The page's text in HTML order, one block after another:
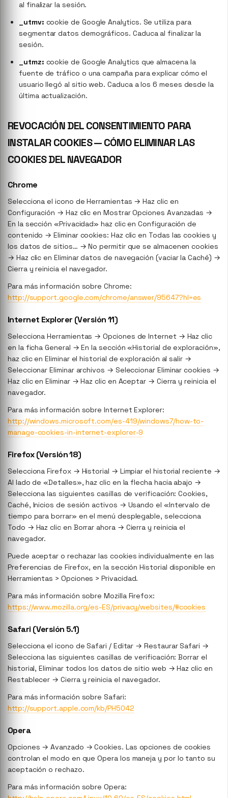
al finalizar la sesión.
_utmv: cookie de Google Analytics. Se utiliza para
segmentar datos demográficos. Caduca al finalizar la
sesión.
_utmz: cookie de Google Analytics que almacena la
fuente de tráfico o una campaña para explicar cómo el
usuario llegó al sitio web. Caduca a los 6 meses desde la
última actualización.
REVOCACIÓN DEL CONSENTIMIENTO PARA
INSTALAR COOKIES — CÓMO ELIMINAR LAS
COOKIES DEL NAVEGADOR
Chrome
Selecciona el icono de Herramientas → Haz clic en
Configuración → Haz clic en Mostrar Opciones Avanzadas →
En la sección «Privacidad» haz clic en Configuración de
contenido → Eliminar cookies: Haz clic en Todas las cookies y
los datos de sitios… → No permitir que se almacenen cookies
→ Haz clic en Eliminar datos de navegación (vaciar la Caché) →
Cierra y reinicia el navegador.
Para más información sobre Chrome:
http://support.google.com/chrome/answer/95647?hl=es
Internet Explorer (Versión 11)
Selecciona Herramientas → Opciones de Internet → Haz clic
en la ficha General → En la sección «Historial de exploración»,
haz clic en Eliminar el historial de exploración al salir →
Seleccionar Eliminar archivos → Seleccionar Eliminar cookies →
Haz clic en Eliminar → Haz clic en Aceptar → Cierra y reinicia el
navegador.
Para más información sobre Internet Explorer:
http://windows.microsoft.com/es-419/windows7/how-to-
manage-cookies-in-internet-explorer-9
Firefox (Versión 18)
Selecciona Firefox → Historial → Limpiar el historial reciente →
Al lado de «Detalles», haz clic en la flecha hacia abajo →
Selecciona las siguientes casillas de verificación: Cookies,
Caché, Inicios de sesión activos → Usando el «Intervalo de
tiempo para borrar» en el menú desplegable, selecciona
Todo → Haz clic en Borrar ahora → Cierra y reinicia el
navegador.
Puede aceptar o rechazar las cookies individualmente en las
Preferencias de Firefox, en la sección Historial disponible en
Herramientas > Opciones > Privacidad.
Para más información sobre Mozilla Firefox:
https://www.mozilla.org/es-ES/privacy/websites/#cookies
Safari (Versión 5.1)
Selecciona el icono de Safari / Editar → Restaurar Safari →
Selecciona las siguientes casillas de verificación: Borrar el
historial, Eliminar todos los datos de sitio web → Haz clic en
Restablecer → Cierra y reinicia el navegador.
Para más información sobre Safari:
http://support.apple.com/kb/PH5042
Opera
Opciones → Avanzado → Cookies. Las opciones de cookies
controlan el modo en que Opera los maneja y por lo tanto su
aceptación o rechazo.
Para más información sobre Opera: